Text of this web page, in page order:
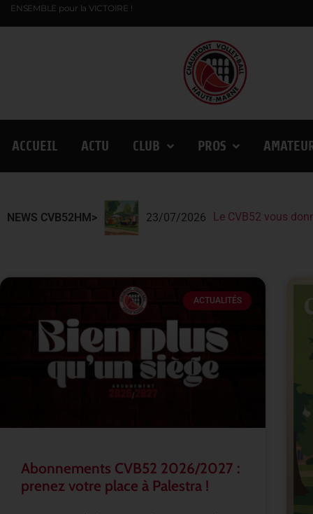
ENSEMBLE pour la VICTOIRE !
ACCUEIL ACTU CLUB PROS
NEWS CVB52HM> 23/07/2026 Le CVB52 vous
Le CVB52 présent
Lindqvist et la
ACTUALITÉS
Abonnements CVB52 2026/2027 :
prenez votre place à Palestra !